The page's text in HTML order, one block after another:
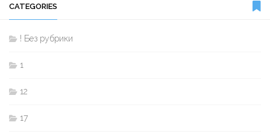
CATEGORIES
! Без рубрики
1
12
17